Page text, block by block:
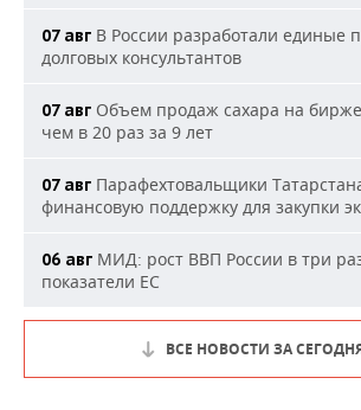
07 авг В России разработали единые
долговых консультантов
07 авг Объем продаж сахара на
чем в 20 раз за 9 лет
07 авг Парафехтовальщики
финансовую поддержку для закупки
06 авг МИД: рост ВВП России в три
показатели ЕС
ВСЕ НОВОСТИ ЗА